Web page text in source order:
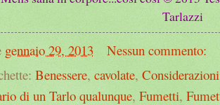
Tarlazzi
gennaio 29, 2013
Nessun commento:
Benessere, cavolate, Considerazioni
di un Tarlo qualunque, Fumetti,